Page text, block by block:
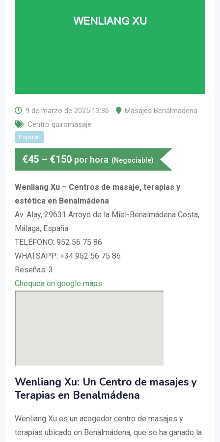
9 de marzo de 2025 13:36
Masajes Benalmádena
Centro quiromasaje
Popular
€45 – €150 por hora (Negociable)
Wenliang Xu – Centros de masaje, terapias y
estética en Benalmádena
Av. Alay, 29631 Arroyo de la Miel-Benalmádena Costa,
Málaga, España
TELÉFONO: 952 56 75 86
WHATSAPP: +34 952 56 75 86
Reseñas: 3
Chequea en google maps
Wenliang Xu: Un Centro de masajes y
Terapias en Benalmádena
Wenliang Xu es un acogedor centro de masajes y
terapias ubicado en Benalmádena, que se ha ganado la